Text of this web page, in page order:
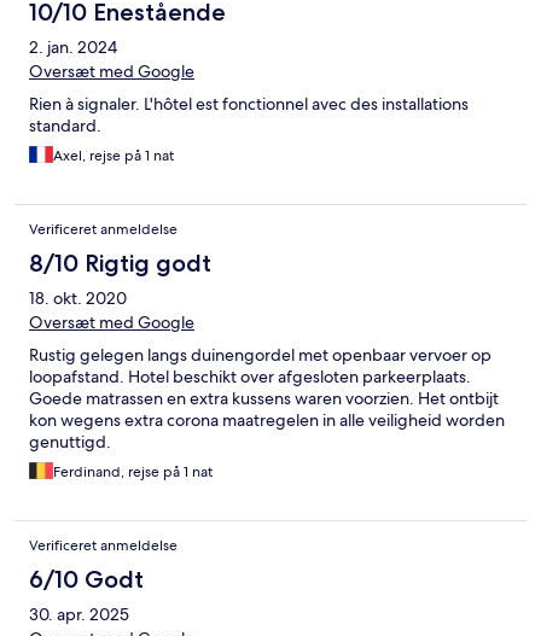
10/10 Enestående
2. jan. 2024
Oversæt med Google
Rien à signaler. L'hôtel est fonctionnel avec des installations
standard.
Axel, rejse på 1 nat
Verificeret anmeldelse
8/10 Rigtig godt
18. okt. 2020
Oversæt med Google
Rustig gelegen langs duinengordel met openbaar vervoer op
loopafstand. Hotel beschikt over afgesloten parkeerplaats.
Goede matrassen en extra kussens waren voorzien. Het ontbijt
kon wegens extra corona maatregelen in alle veiligheid worden
genuttigd.
Ferdinand, rejse på 1 nat
Verificeret anmeldelse
6/10 Godt
30. apr. 2025